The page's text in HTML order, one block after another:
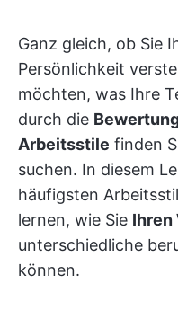
Ganz gleich, ob Sie
Persönlichkeit
möchten, was Ihre
durch die
Arbeitsstile finden
suchen. In diesem
häufigsten
lernen, wie Sie Ihren
unterschiedliche
können.